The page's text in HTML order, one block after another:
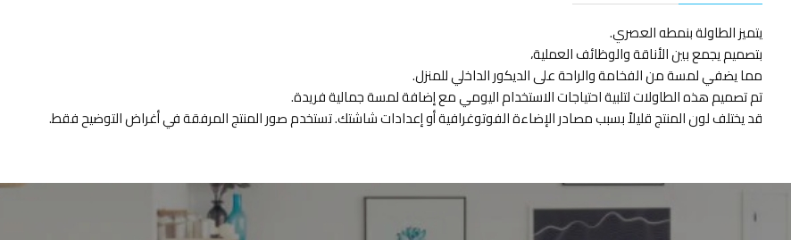
يتميز الطاولة بنمطه العصري.
بتصميم يجمع بين الأناقة والوظائف العملية،
مما يضفي لمسة من الفخامة والراحة على الديكور الداخلي للمنزل.
تم تصميم هذه الطاولات لتلبية احتياجات الاستخدام اليومي مع إضافة لمسة جمالية فريدة.
قد يختلف لون المنتج قليلاً بسبب مصادر الإضاءة الفوتوغرافية أو إعدادات شاشتك. تستخدم صور المنتج المرفقة في أغراض التوضيح فقط.